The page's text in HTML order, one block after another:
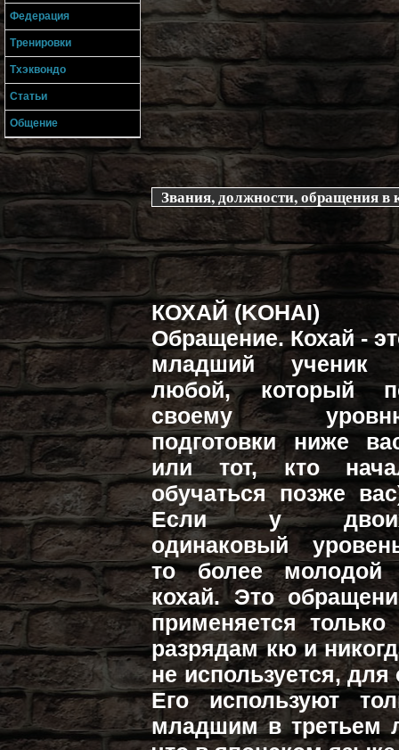
Звания, должности, обращения в
КОХАЙ (KOHAI)
Обращение. Кохай -
младший ученик
любой, который
своему
подготовки ниже
или тот, кто
обучаться позже
Если у
одинаковый
то более молодой
кохай. Это
применяется только
разрядам кю и
не используется,
Его используют
младшим в третьем
Федерация
Тренировки
Тхэквондо
Статьи
Общение